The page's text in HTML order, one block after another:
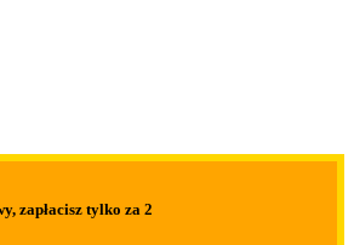
zapłacisz tylko za 2